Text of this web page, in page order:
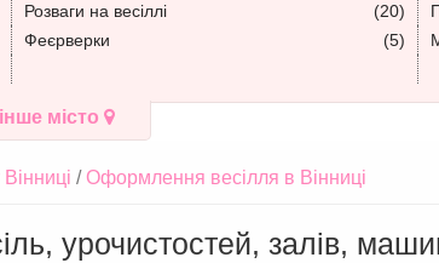
Розваги на весіллі (20)
Феєрверки (5)
місто
Оформлення весілля в Вінниці
урочистостей, залів,